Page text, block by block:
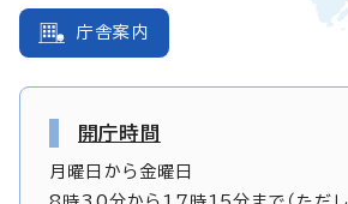
庁舎案内
開庁時間
月曜日から金曜日